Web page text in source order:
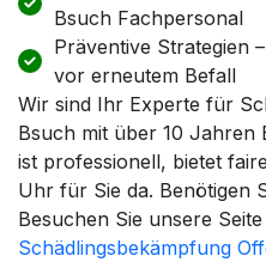
Bsuch Fachpersonal
Präventive Strategien
vor erneutem Befall
Wir sind Ihr Experte für
Bsuch mit über 10 Jahren
ist professionell, bietet
Uhr für Sie da. Benötigen
Besuchen Sie unsere Seite
Schädlingsbekämpfung